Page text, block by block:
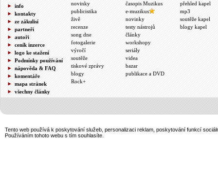
info
kontakty
ze zákulisí
partneři
autoři
ceník inzerce
logo ke stažení
Podmínky používání
nápověda & FAQ
komentáře
mapa stránek
všechny články
novinky
publicistika
živě
recenze
song dne
fotogalerie
výročí
soutěže
tiskové zprávy
blogy
Rock+
časopis Muzikus
e-muzikus
novinky
testy nástrojů
články
workshopy
seriály
videa
bazar
publikace a DVD
přehled kapel
mp3
soutěže kapel
blogy kapel
Tento web používá k poskytování služeb, personalizaci reklam, poskytování funkcí
Používáním tohoto webu s tím souhlasíte.